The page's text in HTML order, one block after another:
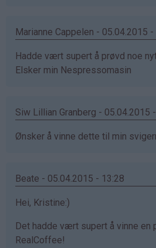
Marianne Cappelen - 05.04.2015 -
Hadde vært supert å prøvd noe
Elsker min Nespressomasin
Siw Lillian Granberg - 05.04.2015
Ønsker å vinne dette til min
Beate - 05.04.2015 - 13:28
Hei, Kristine:)
Det hadde vært supert å vinne en
RealCoffee!